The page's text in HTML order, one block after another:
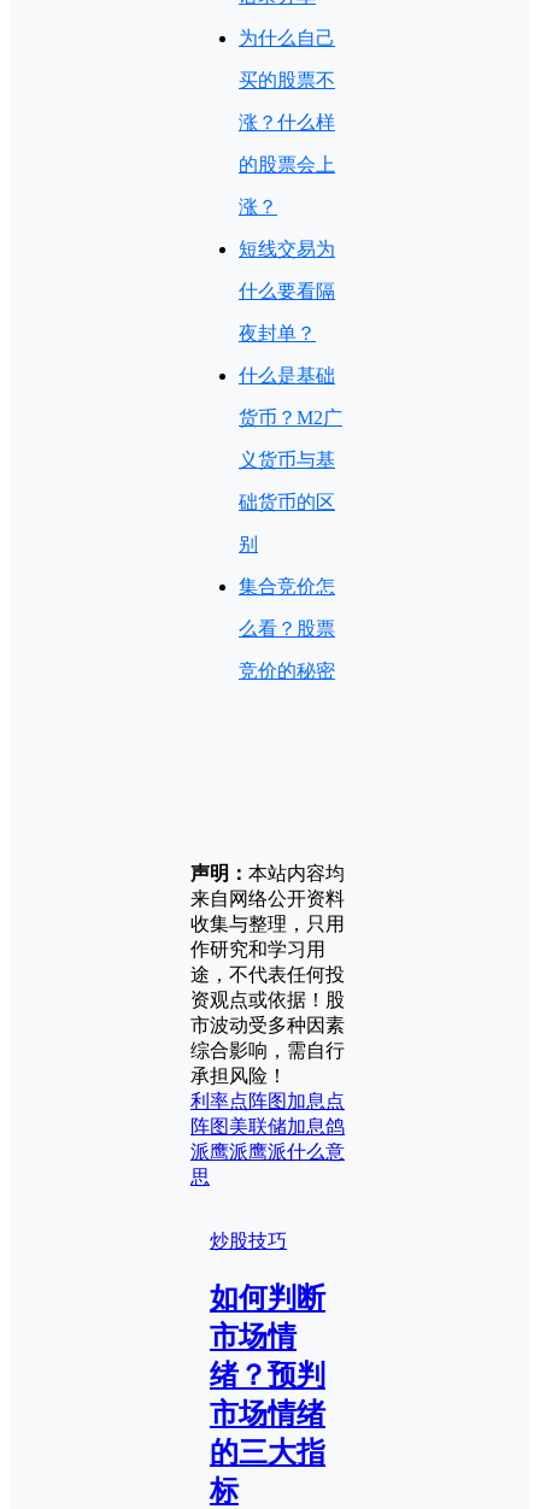
为什么自己
买的股票不
涨？什么样
的股票会上
涨？
短线交易为
什么要看隔
夜封单？
什么是基础
货币？M2广
义货币与基
础货币的区
别
集合竞价怎
么看？股票
竞价的秘密
声明： 本站内容均
来自网络公开资料
收集与整理，只用
作研究和学习用
途，不代表任何投
资观点或依据！股
市波动受多种因素
综合影响，需自行
承担风险！
利率点阵图加息点
阵图美联储加息鸽
派鹰派鹰派什么意
思
炒股技巧
如何判断
市场情
绪？预判
市场情绪
的三大指
标